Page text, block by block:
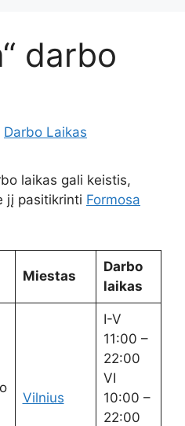
darbo
Darbo Laikas
laikas gali keistis,
jį pasitikrinti Formosa
Miestas
Darbo
laikas
Vilnius
I-V
11:00 –
22:00
VI
10:00 –
22:00